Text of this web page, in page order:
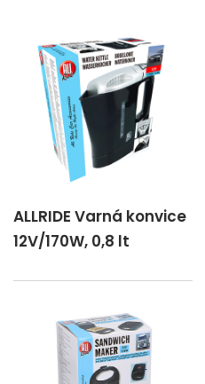
ALLRIDE Varná konvice
12V/170W, 0,8 lt